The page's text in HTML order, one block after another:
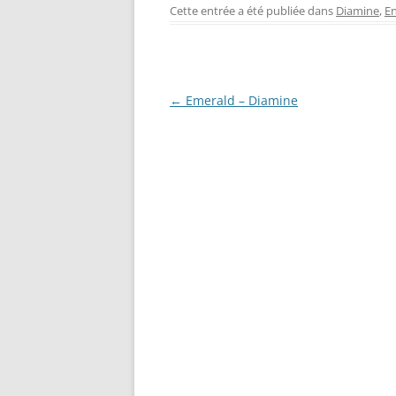
c
o
er itt ss
Cette entrée a été publiée dans Diamine,
Navigation
← Emerald – Diamine